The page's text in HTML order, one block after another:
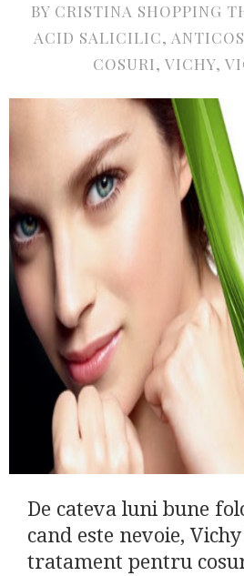
BY CRISTINA SHOPPING
ACID SALICILIC,
COSURI, VICHY,
De cateva luni bune
cand este nevoie,
tratament pentru